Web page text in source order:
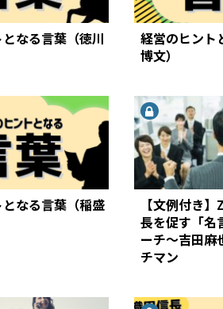
なる言葉（徳川
経営のヒント
博文）
なる言葉（稲盛
【文例付き
長を促す「名
ーチ～吉田麻
チマン